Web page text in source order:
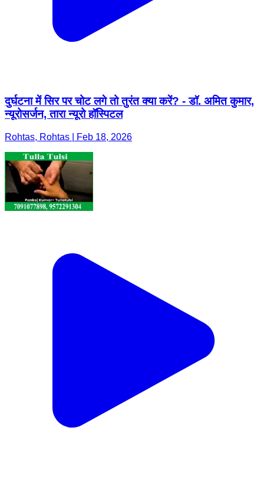
दुर्घटना में सिर पर चोट लगे तो तुरंत क्या करें? - डॉ. अमित कुमार,
न्यूरोसर्जन, तारा न्यूरो हॉस्पिटल
Rohtas, Rohtas | Feb 18, 2026